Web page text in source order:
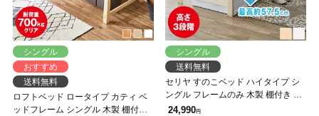
シングル
おすすめ
送料無料
ロフトベッド ロータイプ カティ ベ
ッドフレーム シングル 木製 棚付き
シングル
送料無料
セリヤ すのこベッド ハイタイプ シ
ングル フレームのみ 木製 棚付き 高
さ調節可能 サイドガード付き コン
24,990円